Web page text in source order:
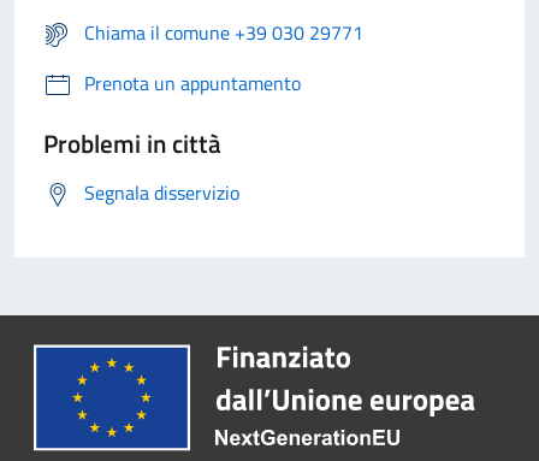
Chiama il comune +39 030 29771
Prenota un appuntamento
Problemi in città
Segnala disservizio